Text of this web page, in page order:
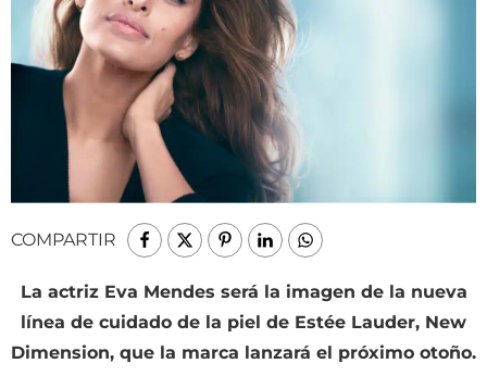
COMPARTIR
La actriz Eva Mendes será la imagen de la nueva
línea de cuidado de la piel de Estée Lauder, New
Dimension, que la marca lanzará el próximo otoño.